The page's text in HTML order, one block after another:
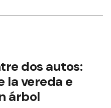
dos autos:
la vereda e
árbol